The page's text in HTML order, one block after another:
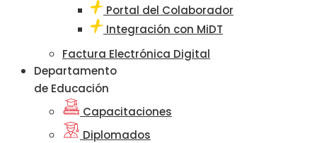
Portal del Colaborador
Integración con MiDT
Factura Electrónica Digital
Departamento
de Educación
Capacitaciones
Diplomados